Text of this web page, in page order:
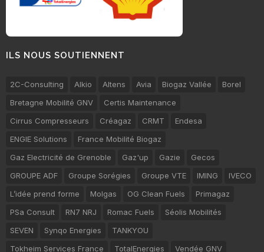
ILS NOUS SOUTIENNENT
2C-Consulting Alkio Altens Avia Biogaz Vallée
Borel
Bretagne Mobilité GNV
Certis Maintenance
Cirrus Compresseurs
Créagaz CRMT
Endesa
ENGIE Solutions
France Mobilité Biogaz
Gaz Electricité de Grenoble
Gaz'up Gazie
Gecos
GROUPE ADF
Groupe Sorégies Groupe VTE IMING
IVECO
L’idée prend forme
Molgas OG Clean Fuels
Primagaz
PSa Consult
RN7 NRJ Romac Fuels
Séolis Mobilités
SEVEN
Synqo Energies
TANKYOU
Tokheim Services France
TotalEnergies Vendée GNV